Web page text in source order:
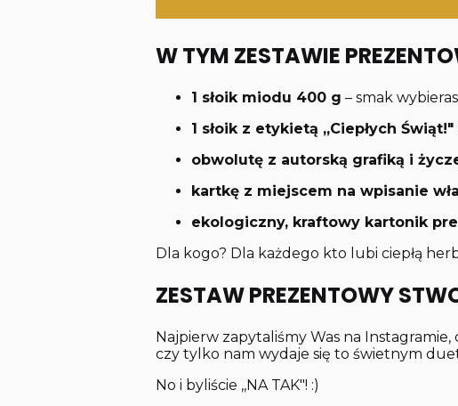
W TYM ZESTAWIE
1 słoik miodu 400 g – smak
1 słoik z etykietą ,,Ciepłych
obwolutę z autorską grafiką i
kartkę z miejscem na wpisanie
ekologiczny, kraftowy kartonik
Dla kogo? Dla każdego kto lubi ciepłą
ZESTAW PREZENTOWY
Najpierw zapytaliśmy Was na Instagramie,
czy tylko nam wydaje się to świetnym
No i byliście ,,NA TAK"! :)